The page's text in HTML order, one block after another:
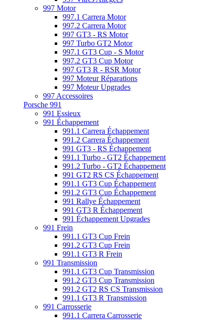
997 Motor
997.1 Carrera Motor
997.2 Carrera Motor
997 GT3 - RS Motor
997 Turbo GT2 Motor
997.1 GT3 Cup - S Motor
997.2 GT3 Cup Motor
997 GT3 R - RSR Motor
997 Moteur Réparations
997 Moteur Upgrades
997 Accessoires
Porsche 991
991 Essieux
991 Échappement
991.1 Carrera Échappement
991.2 Carrera Échappement
991 GT3 - RS Échappement
991.1 Turbo - GT2 Échappement
991.2 Turbo - GT2 Échappement
991 GT2 RS CS Échappement
991.1 GT3 Cup Échappement
991.2 GT3 Cup Échappement
991 Rallye Échappement
991 GT3 R Échappement
991 Échappement Upgrades
991 Frein
991.1 GT3 Cup Frein
991.2 GT3 Cup Frein
991.1 GT3 R Frein
991 Transmission
991.1 GT3 Cup Transmission
991.2 GT3 Cup Transmission
991.2 GT2 RS CS Transmission
991.1 GT3 R Transmission
991 Carrosserie
991.1 Carrera Carrosserie